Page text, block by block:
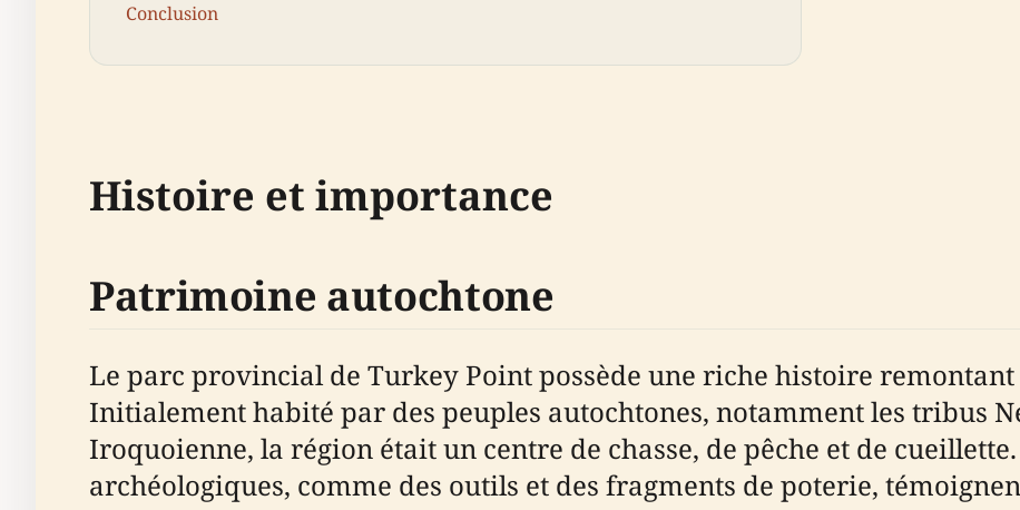
Conclusion
Histoire et importance
Patrimoine autochtone
Le parc provincial de Turkey Point possède une riche histoire
Initialement habité par des peuples autochtones, notamment les tribus
Iroquoienne, la région était un centre de chasse, de pêche et de
archéologiques, comme des outils et des fragments de poterie,